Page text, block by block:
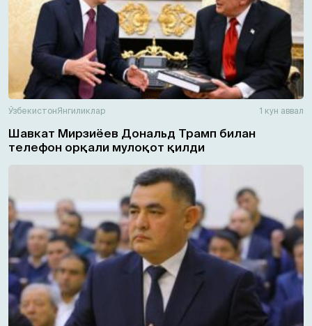
ЎзбекистонЯнгиликлар 1 кун аввал
Шавкат Мирзиёев Дональд Трамп билан
телефон орқали мулоқот қилди